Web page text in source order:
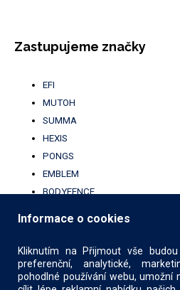
Zastupujeme značky
EFI
MUTOH
SUMMA
HEXIS
PONGS
EMBLEM
BODYFENCE
KALA
Informace o cookies
Kliknutím na Přijmout vše
preferenční, analytické,
pohodlné používání webu, umožní